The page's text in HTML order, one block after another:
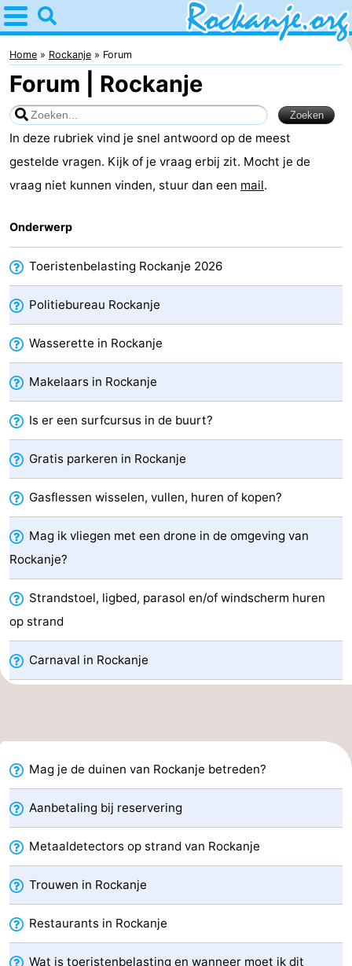
Home
Rockanje
Tips
Voor
kinderen
Overnachten
Appartementen
Bed
(&
breakfasts)
Campings
Hotels
Vakantiehuizen
Cape
Helius
-
Poort
van
Zeeland
-
Rondeweibos
-
Waterbos
Last
minutes
Strand
Zien
&
doen
Bezienswaardigheden
-
Musea
Uitkijkpunten
Attracties
Rondvaarten
-
Speeltuinen
-
Binnenspeeltuinen
Wellness
Home Rockanje Forum
Forum | Rockanje
In deze rubriek vind je snel antwoord op de meest
gestelde vragen. Kijk of je vraag erbij zit. Mocht je de
vraag niet kunnen vinden, stuur dan een mail.
Onderwerp
Toeristenbelasting Rockanje 2026
Politiebureau Rockanje
Wasserette in Rockanje
Makelaars in Rockanje
Is er een surfcursus in de buurt?
Gratis parkeren in Rockanje
Gasflessen wisselen, vullen, huren of kopen?
Mag ik vliegen met een drone in de omgeving van
Rockanje?
Strandstoel, ligbed, parasol en/of windscherm huren
op strand
Carnaval in Rockanje
Mag je de duinen van Rockanje betreden?
Aanbetaling bij reservering
Metaaldetectors op strand van Rockanje
Trouwen in Rockanje
Restaurants in Rockanje
Wat is toeristenbelasting en wanneer moet ik dit